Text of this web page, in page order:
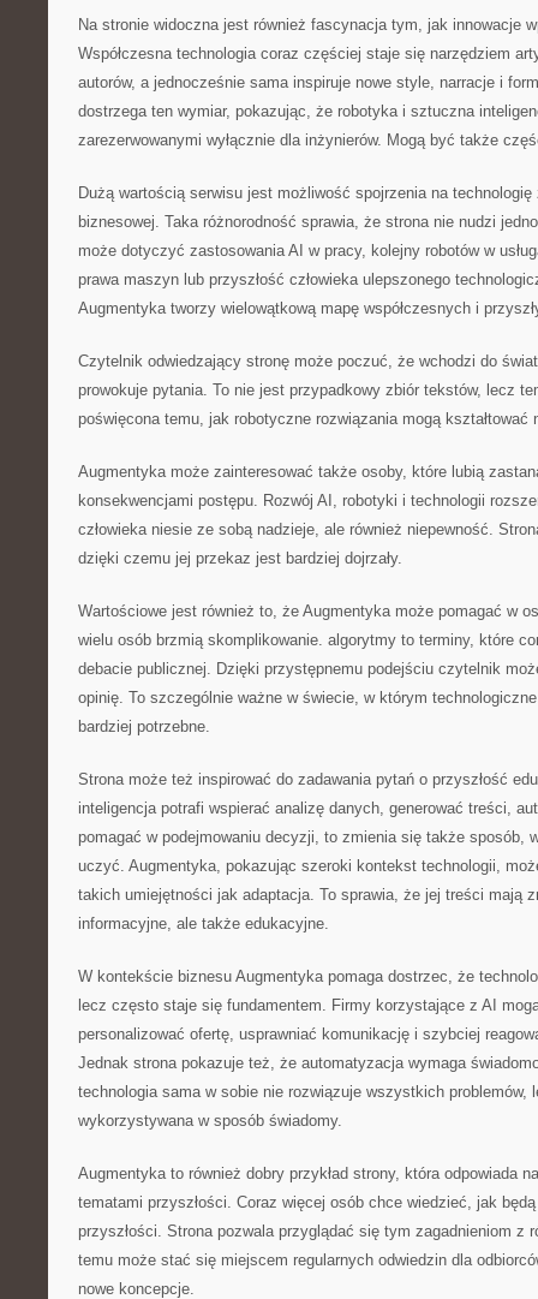
Na stronie widoczna jest również fascynacja tym, jak innowacje
Współczesna technologia coraz częściej staje się narzędziem
autorów, a jednocześnie sama inspiruje nowe style, narracje i
dostrzega ten wymiar, pokazując, że robotyka i sztuczna
zarezerwowanymi wyłącznie dla inżynierów. Mogą być także
Dużą wartością serwisu jest możliwość spojrzenia na technologię
biznesowej. Taka różnorodność sprawia, że strona nie nudzi
może dotyczyć zastosowania AI w pracy, kolejny robotów w
prawa maszyn lub przyszłość człowieka ulepszonego
Augmentyka tworzy wielowątkową mapę współczesnych i
Czytelnik odwiedzający stronę może poczuć, że wchodzi do
prowokuje pytania. To nie jest przypadkowy zbiór tekstów, lecz
poświęcona temu, jak robotyczne rozwiązania mogą kształtować
Augmentyka może zainteresować także osoby, które lubią
konsekwencjami postępu. Rozwój AI, robotyki i technologii
człowieka niesie ze sobą nadzieje, ale również niepewność.
dzięki czemu jej przekaz jest bardziej dojrzały.
Wartościowe jest również to, że Augmentyka może pomagać w
wielu osób brzmią skomplikowanie. algorytmy to terminy, które
debacie publicznej. Dzięki przystępnemu podejściu czytelnik
opinię. To szczególnie ważne w świecie, w którym
bardziej potrzebne.
Strona może też inspirować do zadawania pytań o przyszłość
inteligencja potrafi wspierać analizę danych, generować treści,
pomagać w podejmowaniu decyzji, to zmienia się także sposób,
uczyć. Augmentyka, pokazując szeroki kontekst technologii,
takich umiejętności jak adaptacja. To sprawia, że jej treści mają
informacyjne, ale także edukacyjne.
W kontekście biznesu Augmentyka pomaga dostrzec, że
lecz często staje się fundamentem. Firmy korzystające z AI
personalizować ofertę, usprawniać komunikację i szybciej
Jednak strona pokazuje też, że automatyzacja wymaga
technologia sama w sobie nie rozwiązuje wszystkich problemów,
wykorzystywana w sposób świadomy.
Augmentyka to również dobry przykład strony, która odpowiada
tematami przyszłości. Coraz więcej osób chce wiedzieć, jak
przyszłości. Strona pozwala przyglądać się tym zagadnieniom z
temu może stać się miejscem regularnych odwiedzin dla
nowe koncepcje.